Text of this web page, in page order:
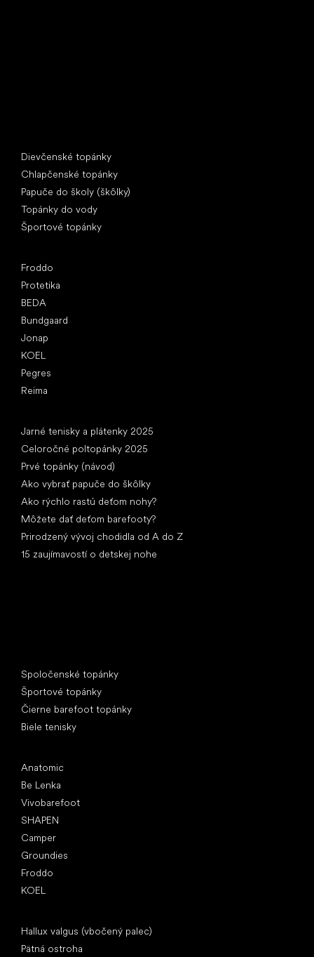
Dievčenské topánky
Chlapčenské topánky
Papuče do školy (škôlky)
Topánky do vody
Športové topánky
Froddo
Protetika
BEDA
Bundgaard
Jonap
KOEL
Pegres
Reima
Jarné tenisky a plátenky 2025
Celoročné poltopánky 2025
Prvé topánky (návod)
Ako vybrať papuče do škôlky
Ako rýchlo rastú deťom nohy?
Môžete dať deťom barefooty?
Prirodzený vývoj chodidla od A do Z
15 zaujímavostí o detskej nohe
Spoločenské topánky
Športové topánky
Čierne barefoot topánky
Biele tenisky
Anatomic
Be Lenka
Vivobarefoot
SHAPEN
Camper
Groundies
Froddo
KOEL
Hallux valgus (vbočený palec)
Pätná ostroha